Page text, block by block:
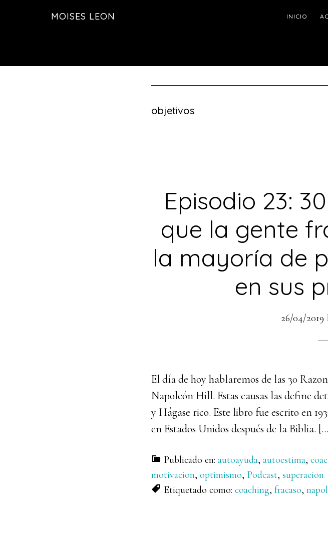
MOISES LEON INICIO
objetivos
Episodio 23:
que la gente
la mayoría de
en sus
26/04/2019
El día de hoy hablaremos de las 30
Napoleón Hill. Estas causas las define
y Hágase rico. Este libro fue escrito en
en Estados Unidos después de la Biblia.
Publicado en: autoayuda, autoestima,
motivacion, optimismo, Podcast, superacion
Etiquetado como: coaching, fracaso,